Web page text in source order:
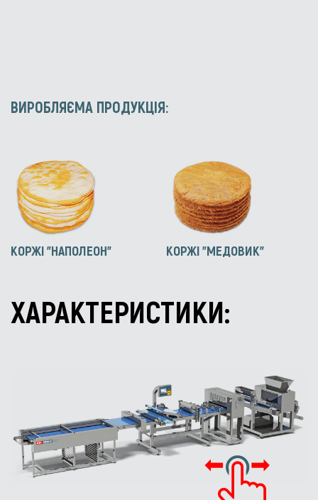
ВИРОБЛЯЄМА ПРОДУКЦІЯ:
КОРЖІ "НАПОЛЕОН" КОРЖІ "МЕДОВИК"
ХАРАКТЕРИСТИКИ: